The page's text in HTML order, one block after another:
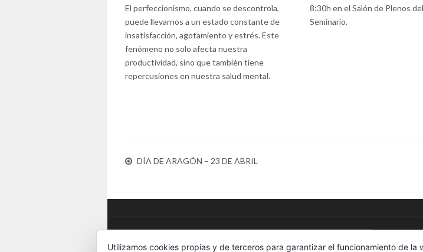
El perfeccionismo, cuando se descontrola,
puede llevarnos a un estado constante de
insatisfacción, agotamiento y estrés. Este
fenómeno no solo afecta nuestra
productividad, sino que también tiene
repercusiones en nuestra salud mental.
8:30h en el Salón de Plenos
Seminario.
DÍA DE ARAGÓN – 23 DE ABRIL
Utilizamos cookies propias y de terceros para garantizar el funcionamiento de la